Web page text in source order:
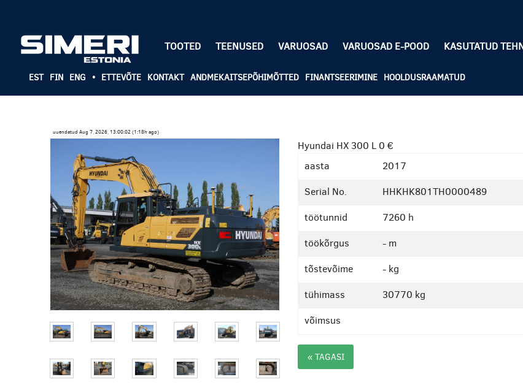
TOOTED TEENUSED VARUOSAD VARUOSAD E-POOD KASUTATUD
EST FIN ENG • ETTEVÕTE KONTAKT ANDMEKAITSEPÕHIMÕTTED FINANTSEERIMINE HOOLDUSRAAMATUD
uuendatud Aug 7, 2026, 13:00:02 (1:18h ago)
Hyundai HX 300 L 0 €
aasta
2017
Serial No.
HHKHK801TH0000489
töötunnid
7260 h
töökõrgus
- m
tõstevõime
- kg
tühimass
30770 kg
võimsus
« TAGASI